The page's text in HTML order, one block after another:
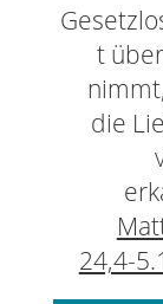
t
die
24,4-